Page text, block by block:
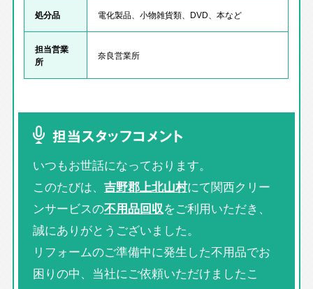
処分品 電化製品、小物雑貨類、DVD、本など
担当営業
所
奈良営業所
担当スタッフコメント
いつもお世話になっております。
このたびは、 吉野郡上北山村にて関西クリー
ンサービスの不用品回収をご利用いただき、
誠にありがとうございました。
リフォームのご準備中に発生した不用品でお
困りの中、当社にご依頼いただけましたこ